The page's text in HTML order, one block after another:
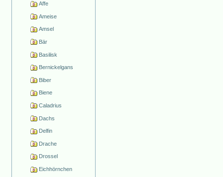
Affe
Ameise
Amsel
Bär
Basilisk
Bernickelgans
Biber
Biene
Caladrius
Dachs
Delfin
Drache
Drossel
Eichhörnchen